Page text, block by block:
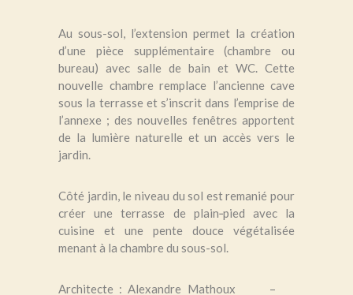
Au sous-sol, l’extension permet la création
d’une pièce supplémentaire (chambre ou
bureau) avec salle de bain et WC. Cette
nouvelle chambre remplace l’ancienne cave
sous la terrasse et s’inscrit dans l’emprise de
l’annexe ; des nouvelles fenêtres apportent
de la lumière naturelle et un accès vers le
jardin.
Côté jardin, le niveau du sol est remanié pour
créer une terrasse de plain‑pied avec la
cuisine et une pente douce végétalisée
menant à la chambre du sous-sol.
Architecte : Alexandre Mathoux –